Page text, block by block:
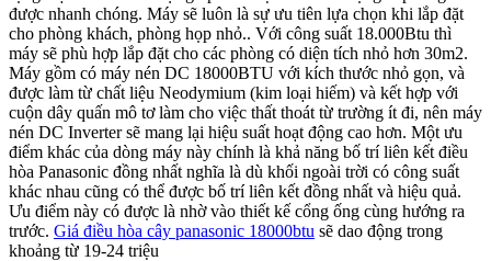
được nhanh chóng. Máy sẽ luôn là sự ưu tiên lựa chọn khi lắp đặt
cho phòng khách, phòng họp nhỏ.. Với công suất 18.000Btu thì
máy sẽ phù hợp lắp đặt cho các phòng có diện tích nhỏ hơn 30m2.
Máy gồm có máy nén DC 18000BTU với kích thước nhỏ gọn, và
được làm từ chất liệu Neodymium (kim loại hiếm) và kết hợp với
cuộn dây quấn mô tơ làm cho việc thất thoát từ trường ít đi, nên máy
nén DC Inverter sẽ mang lại hiệu suất hoạt động cao hơn. Một ưu
điểm khác của dòng máy này chính là khả năng bố trí liên kết điều
hòa Panasonic đồng nhất nghĩa là dù khối ngoài trời có công suất
khác nhau cũng có thể được bố trí liên kết đồng nhất và hiệu quả.
Ưu điểm này có được là nhờ vào thiết kế cổng ống cùng hướng ra
trước. Giá điều hòa cây panasonic 18000btu sẽ dao động trong
khoảng từ 19-24 triệu